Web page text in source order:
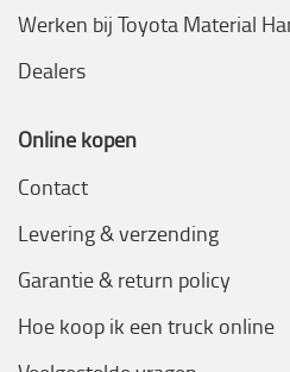
Werken bij Toyota Material
Dealers
Online kopen
Contact
Levering & verzending
Garantie & return policy
Hoe koop ik een truck online